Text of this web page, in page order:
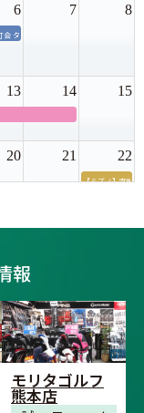
6 7 8
タイセイゴルフセンター
13 14 15
20 21 22
【ミズノ】宮崎店
3
報
モリタゴルフ
熊本店